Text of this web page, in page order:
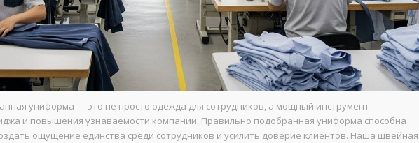
униформа — это не просто одежда для сотрудников, а мощный инструмент
и повышения узнаваемости компании. Правильно подобранная униформа способна
ощущение единства среди сотрудников и усилить доверие клиентов. Наша швейная